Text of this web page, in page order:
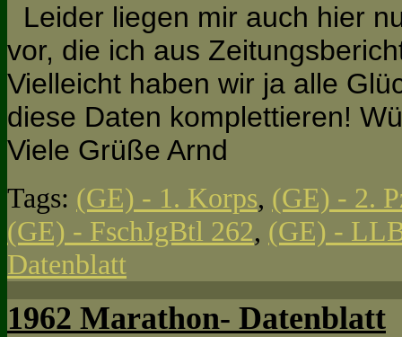
Leider liegen mir auch hier
vor, die ich aus
Vielleicht haben wir ja alle
diese Daten komplettieren!
Viele Grüße Arnd
Tags: (GE) - 1. Korps, (GE) - 2.
(GE) - FschJgBtl 262, (GE) -
Datenblatt
1962 Marathon- Datenblatt